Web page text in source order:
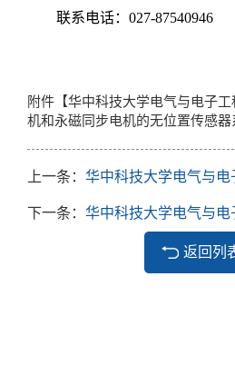
联系电话：027-87540946
附件【华中科技大学电气与电子
机和永磁同步电机的无位置传感
上一条： 华中科技大学电气与电子工程学院 | 永
下一条： 华中科技大学电气与电子工程学院 | 洗衣
返回列